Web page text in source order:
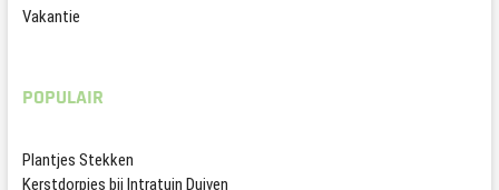
Vakantie
POPULAIR
Plantjes Stekken
Kerstdorpjes bij Intratuin Duiven